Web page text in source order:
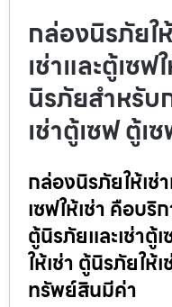
กล่องนิรภัยใ
เช่าและตู้เซ
นิรภัยสำหรับ
เช่าตู้เซฟ ตู้เ
กล่องนิรภัยให้เช่
เซฟให้เช่า คือบริ
ตู้นิรภัยและเช่า
ให้เช่า ตู้นิรภัยให้
ทรัพย์สินมีค่า